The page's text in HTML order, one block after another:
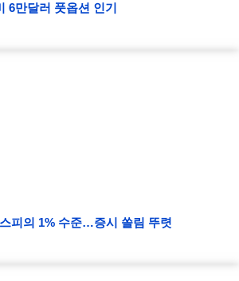
6만달러 풋옵션 인기
피의 1% 수준…증시 쏠림 뚜렷